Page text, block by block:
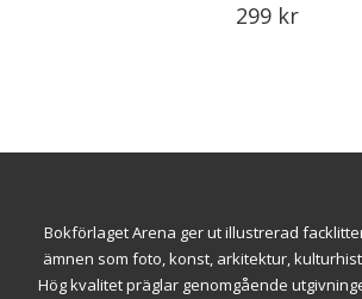
299 kr
Bokförlaget Arena ger ut illustrerad
ämnen som foto, konst, arkitektur,
Hög kvalitet präglar genomgående